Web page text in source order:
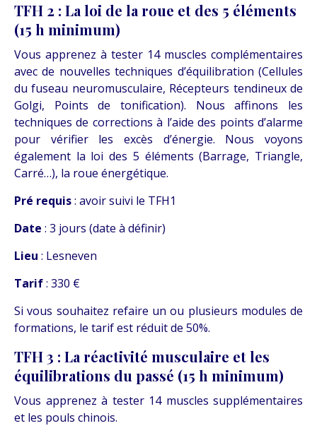
TFH 2 : La loi de la roue et des 5 éléments
(15 h minimum)
Vous apprenez à tester 14 muscles complémentaires
avec de nouvelles techniques d’équilibration (Cellules
du fuseau neuromusculaire, Récepteurs tendineux de
Golgi, Points de tonification). Nous affinons les
techniques de corrections à l’aide des points d’alarme
pour vérifier les excès d’énergie. Nous voyons
également la loi des 5 éléments (Barrage, Triangle,
Carré…), la roue énergétique.
Pré requis: avoir suivi le TFH1
Date : 3 jours (date à définir)
Lieu : Lesneven
Tarif: 330 €
Si vous souhaitez refaire un ou plusieurs modules de
formations, le tarif est réduit de 50%.
TFH 3 : La réactivité musculaire et les
équilibrations du passé (15 h minimum)
Vous apprenez à tester 14 muscles supplémentaires
et les pouls chinois.